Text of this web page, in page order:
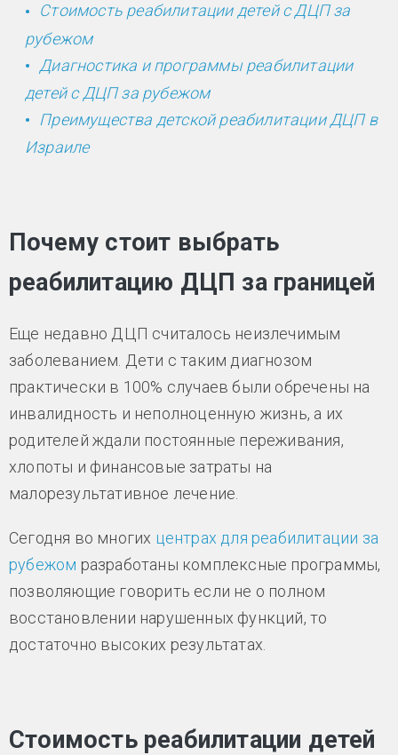
Стоимость реабилитации детей с ДЦП за
рубежом
Диагностика и программы реабилитации
детей с ДЦП за рубежом
Преимущества детской реабилитации ДЦП в
Израиле
Почему стоит выбрать
реабилитацию ДЦП за границей
Еще недавно ДЦП считалось неизлечимым
заболеванием. Дети с таким диагнозом
практически в 100% случаев были обречены на
инвалидность и неполноценную жизнь, а их
родителей ждали постоянные переживания,
хлопоты и финансовые затраты на
малорезультативное лечение.
Сегодня во многих центрах для реабилитации за
рубежом разработаны комплексные программы,
позволяющие говорить если не о полном
восстановлении нарушенных функций, то
достаточно высоких результатах.
Стоимость реабилитации детей